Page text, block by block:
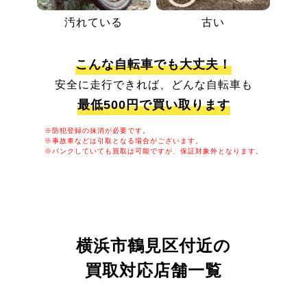
汚れている 古い
こんな自転車でも大丈夫！
安全に走行できれば、どんな自転車も
最低500円で買い取ります
※防犯登録の抹消が必要です。
※事故車などは引取となる場合がございます。
※パンクしていても買取は可能ですが、保証対象外となります。
横浜市鶴見区付近の
買取対応店舗一覧